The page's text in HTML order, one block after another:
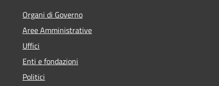
Organi di Governo
Aree Amministrative
Uffici
Enti e fondazioni
Politici